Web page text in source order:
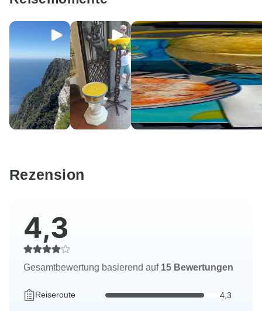
Rezension
4,3
Gesamtbewertung basierend auf 15 Bewertungen
Reiseroute 4,3